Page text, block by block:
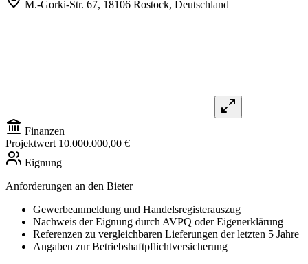
M.-Gorki-Str. 67, 18106 Rostock, Deutschland
Finanzen
Projektwert 10.000.000,00 €
Eignung
Anforderungen an den Bieter
Gewerbeanmeldung und Handelsregisterauszug
Nachweis der Eignung durch AVPQ oder Eigenerklärung
Referenzen zu vergleichbaren Lieferungen der letzten 5 Jahre
Angaben zur Betriebshaftpflichtversicherung